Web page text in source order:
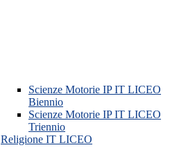
Scienze Motorie IP IT LICEO
Biennio
Scienze Motorie IP IT LICEO
Triennio
Religione IT LICEO